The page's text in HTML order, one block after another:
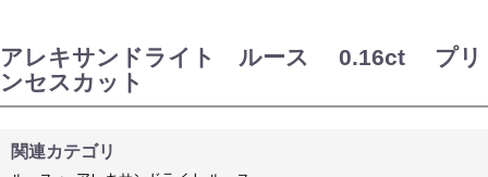
アレキサンドライト ルース 0.16ct プリ
ンセスカット
関連カテゴリ